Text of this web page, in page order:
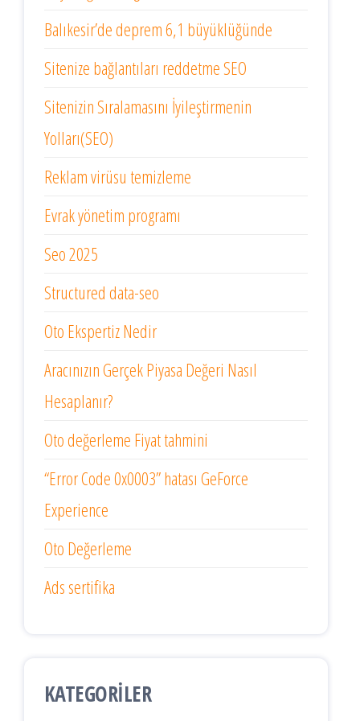
Balıkesir’de deprem 6,1 büyüklüğünde
Sitenize bağlantıları reddetme SEO
Sitenizin Sıralamasını İyileştirmenin
Yolları(SEO)
Reklam virüsu temizleme
Evrak yönetim programı
Seo 2025
Structured data-seo
Oto Ekspertiz Nedir
Aracınızın Gerçek Piyasa Değeri Nasıl
Hesaplanır?
Oto değerleme Fiyat tahmini
“Error Code 0x0003” hatası GeForce
Experience
Oto Değerleme
Ads sertifika
KATEGORILER